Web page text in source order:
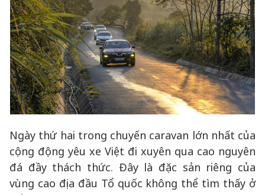
Ngày thứ hai trong chuyến caravan lớn nhất của
cộng động yêu xe Việt đi xuyên qua cao nguyên
đá đầy thách thức. Đây là đặc sản riêng của
vùng cao địa đầu Tổ quốc không thể tìm thấy ở